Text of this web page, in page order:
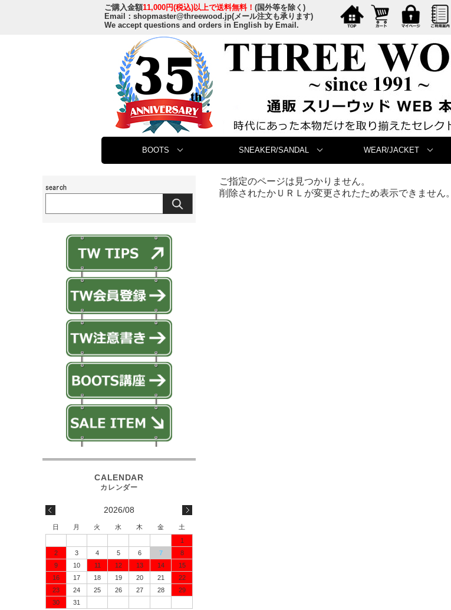
ご購入金額11,000円(税込)以上で送料無料！ (国外等を除く)
Email： shopmaster@threewood.jp(メール注文も承ります)
We accept questions and orders in English by Email.
BOOTS SNEAKER/SANDAL WEAR/JACKET
ご指定のページは見つかりません。
削除されたかＵＲＬが変更されたため表示できません。
2026/08
日 月 火 水 木 金
土
1
2
3 4 5 6 7
8
9
10 11 12 13 14
15
16
17 18 19 20 21
22
23
24 25 26 27 28
29
30
31